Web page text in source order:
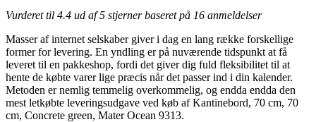
Vurderet til 4.4 ud af 5 stjerner baseret på 16 anmeldelser
Masser af internet selskaber giver i dag en lang række forskellige
former for levering. En yndling er på nuværende tidspunkt at få
leveret til en pakkeshop, fordi det giver dig fuld fleksibilitet til at
hente de købte varer lige præcis når det passer ind i din kalender.
Metoden er nemlig temmelig overkommelig, og endda endda den
mest letkøbte leveringsudgave ved køb af Kantinebord, 70 cm, 70
cm, Concrete green, Mater Ocean 9313.